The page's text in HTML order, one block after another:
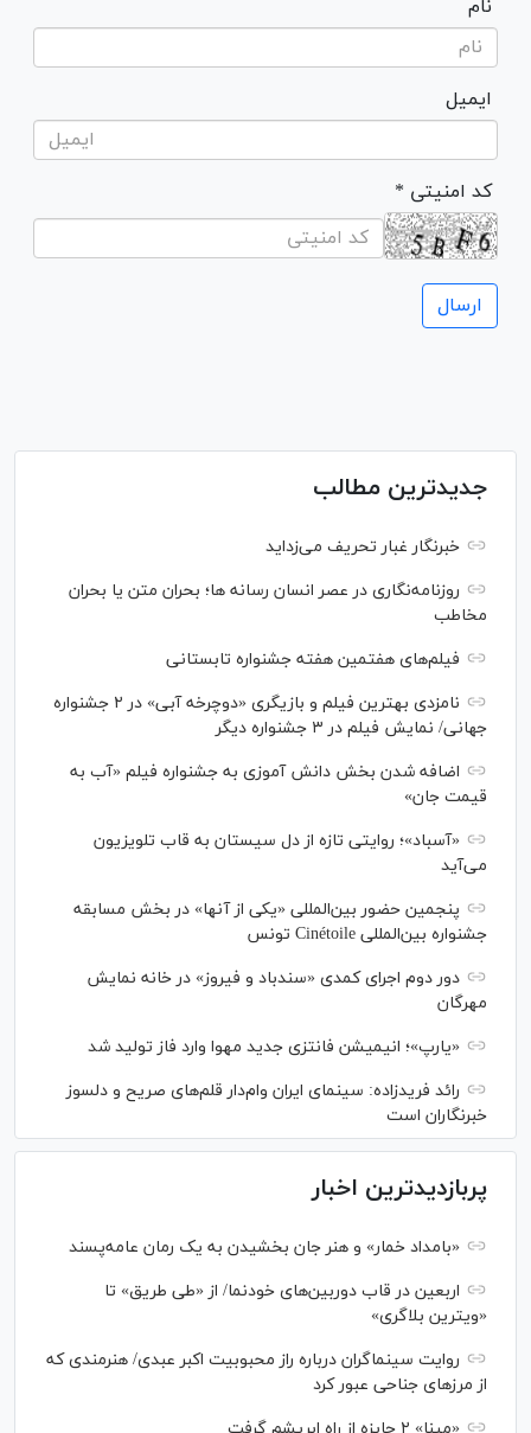
نام
ایمیل
* کد امنیتی
جدیدترین مطالب
خبرنگار غبار تحریف می‌زداید
روزنامه‌نگاری در عصر انسان رسانه ها؛ بحران متن یا بحران
مخاطب
فیلم‌های هفتمین هفته جشنواره تابستانی
نامزدی بهترین فیلم و بازیگری «دوچرخه آبی» در ۲ جشنواره
جهانی/ نمایش فیلم در ۳ جشنواره دیگر
اضافه شدن بخش دانش آموزی به جشنواره فیلم «آب به
قیمت جان»
«آسباد»؛ روایتی تازه از دل سیستان به قاب تلویزیون
می‌آید
پنجمین حضور بین‌المللی «یکی از آنها» در بخش مسابقه
جشنواره بین‌المللی Cinétoile تونس
دور دوم اجرای کمدی «سندباد و فیروز» در خانه نمایش
مهرگان
«یارپ»؛ انیمیشن فانتزی جدید مهوا وارد فاز تولید شد
رائد فریدزاده: سینمای ایران وام‌دار قلم‌های صریح و دلسوز
خبرنگاران است
پربازدیدترین اخبار
«بامداد خمار» و هنر جان بخشیدن به یک رمان عامه‌پسند
اربعین در قاب دوربین‌های خودنما/ از «طی طریق» تا
«ویترین بلاگری»
روایت سینماگران درباره راز محبوبیت اکبر عبدی/ هنرمندی که
از مرزهای جناحی عبور کرد